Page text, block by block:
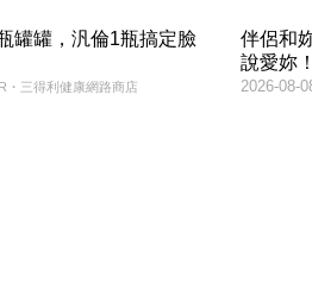
罐罐，汎倫1瓶搞定臉
・三得利健康網路商店
伴侶和
說愛妳
2026-08-